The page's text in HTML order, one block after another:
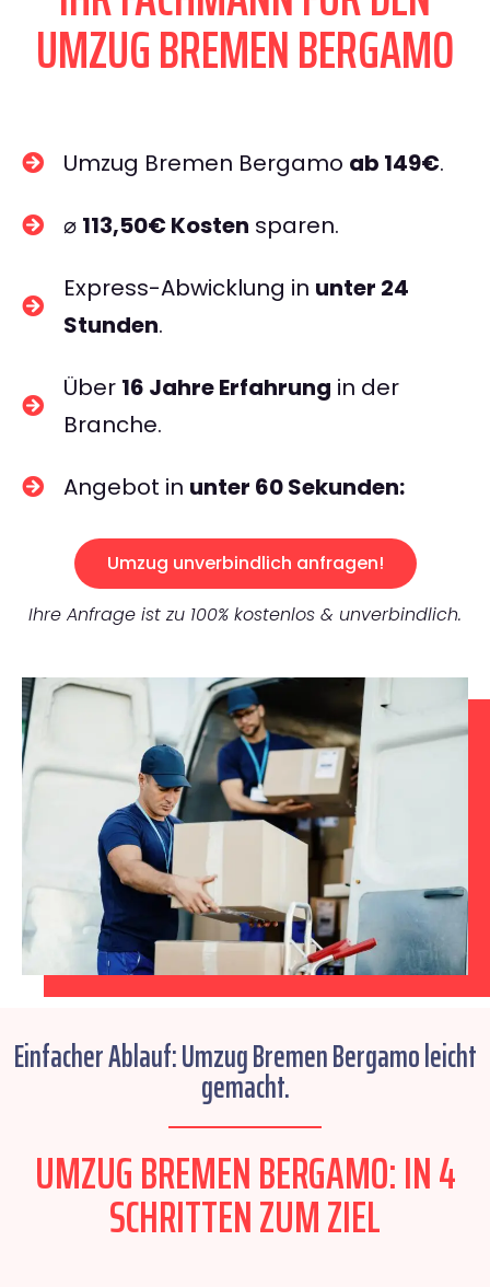
UMZUG BREMEN BERGAMO
Umzug Bremen Bergamo ab 149€.
⌀ 113,50€ Kosten sparen.
Express-Abwicklung in unter 24
Stunden.
Über 16 Jahre Erfahrung in der
Branche.
Angebot in unter 60 Sekunden:
Umzug unverbindlich anfragen!
Ihre Anfrage ist zu 100% kostenlos & unverbindlich.
Einfacher Ablauf: Umzug Bremen Bergamo leicht
gemacht.
UMZUG BREMEN BERGAMO: IN 4
SCHRITTEN ZUM ZIEL